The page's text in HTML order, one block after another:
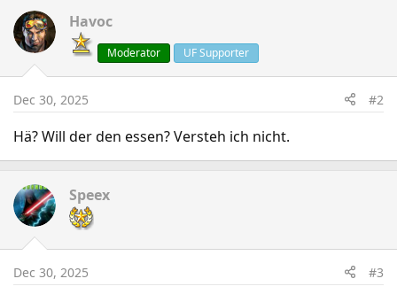
Havoc
Moderator UF Supporter
Dec 30, 2025 #2
Hä? Will der den essen? Versteh ich nicht.
Speex
Dec 30, 2025 #3